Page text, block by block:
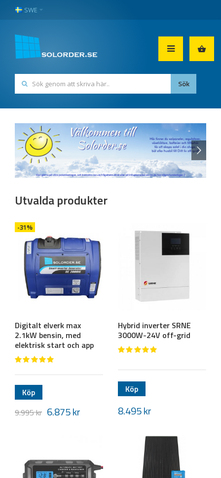
SWE
Utvalda produkter
Digitalt elverk max
2.1kW bensin, med
elektrisk start och app
Köp
9.995kr 6.875kr
-31%
Hybrid inverter SRNE
3000W-24V off-grid
Köp
8.495kr